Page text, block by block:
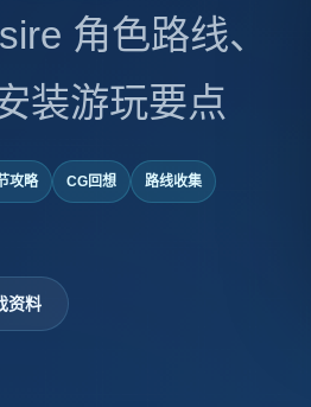
角色路线、
装游玩要点
攻略 CG回想 路线收集
资料